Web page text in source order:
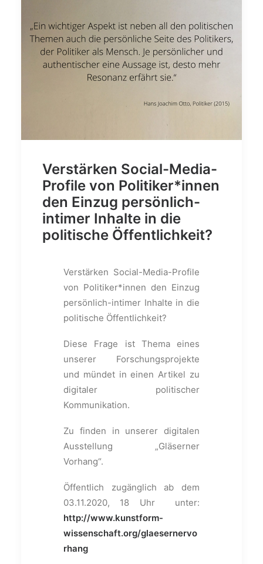
Verstärken Social-Media-
Profile von Politiker*innen
den Einzug persönlich-
intimer Inhalte in die
politische Öffentlichkeit?
Verstärken Social-Media-Profile
von Politiker*innen den Einzug
persönlich-intimer Inhalte in die
politische Öffentlichkeit?
Diese Frage ist Thema eines
unserer Forschungsprojekte
und mündet in einen Artikel zu
digitaler politischer
Kommunikation.
Zu finden in unserer digitalen
Ausstellung „Gläserner
Vorhang“.
Öffentlich zugänglich ab dem
03.11.2020, 18 Uhr unter:
http://www.kunstform-
wissenschaft.org/glaesernervo
rhang